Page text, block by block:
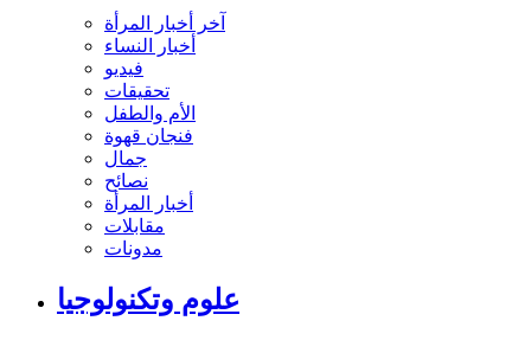
آخر أخبار المرأة
أخبار النساء
فيديو
تحقيقات
الأم والطفل
فنجان قهوة
جمال
نصائح
أخبار المرأة
مقابلات
مدونات
علوم وتكنولوجيا